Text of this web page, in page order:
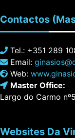
Contactos
Tel.: +351 289
Email:
Web:
Master Office:
Largo do Carmo
Websites Da